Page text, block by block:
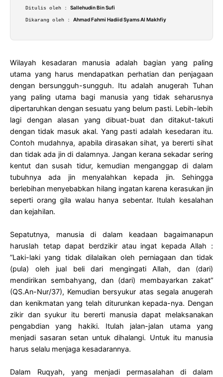
Ditulis oleh : Sallehudin Bin Sufi
Dikarang oleh : Ahmad Fahmi Hadiid Syams Al Makhfiy
Wilayah kesadaran manusia adalah bagian yang paling
utama yang harus mendapatkan perhatian dan penjagaan
dengan bersungguh-sungguh. Itu adalah anugerah Tuhan
yang paling utama bagi manusia yang tidak seharusnya
dipertaruhkan dengan sesuatu yang belum pasti. Lebih-lebih
lagi dengan alasan yang dibuat-buat dan ditakut-takuti
dengan tidak masuk akal. Yang pasti adalah kesedaran itu.
Contoh mudahnya, apabila dirasakan sihat, ya bererti sihat
dan tidak ada jin di dalamnya. Jangan kerana sekadar sering
kentut dan susah tidur, kemudian menganggap di dalam
tubuhnya ada jin menyalahkan kepada jin. Sehingga
berlebihan menyebabkan hilang ingatan karena kerasukan jin
seperti orang gila walau hanya sebentar. Itulah kesalahan
dan kejahilan.
Sepatutnya, manusia di dalam keadaan bagaimanapun
haruslah tetap dapat berdzikir atau ingat kepada Allah :
”Laki-laki yang tidak dilalaikan oleh perniagaan dan tidak
(pula) oleh jual beli dari mengingati Allah, dan (dari)
mendirikan sembahyang, dan (dari) membayarkan zakat”
(QS.An-Nur/37), Kemudian bersyukur atas segala anugerah
dan kenikmatan yang telah diturunkan kepada-nya. Dengan
zikir dan syukur itu bererti manusia dapat melaksanakan
pengabdian yang hakiki. Itulah jalan-jalan utama yang
menjadi sasaran setan untuk dihalangi. Untuk itu manusia
harus selalu menjaga kesadarannya.
Dalam Ruqyah, yang menjadi permasalahan di dalam